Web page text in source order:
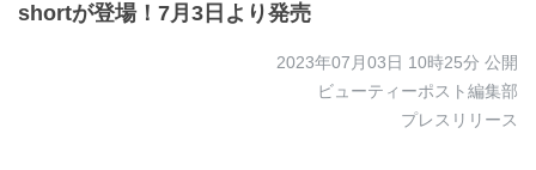
shortが登場！7月3日より発売
2023年07月03日 10時25分 公開
ビューティーポスト編集部
プレスリリース